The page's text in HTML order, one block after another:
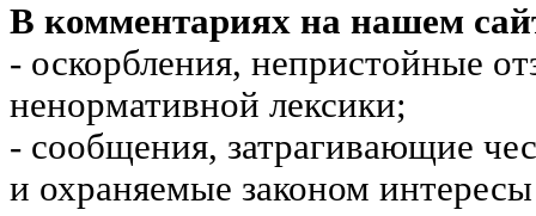
В комментариях на нашем
- оскорбления, непристойные
ненормативной лексики;
- сообщения, затрагивающие
и охраняемые законом